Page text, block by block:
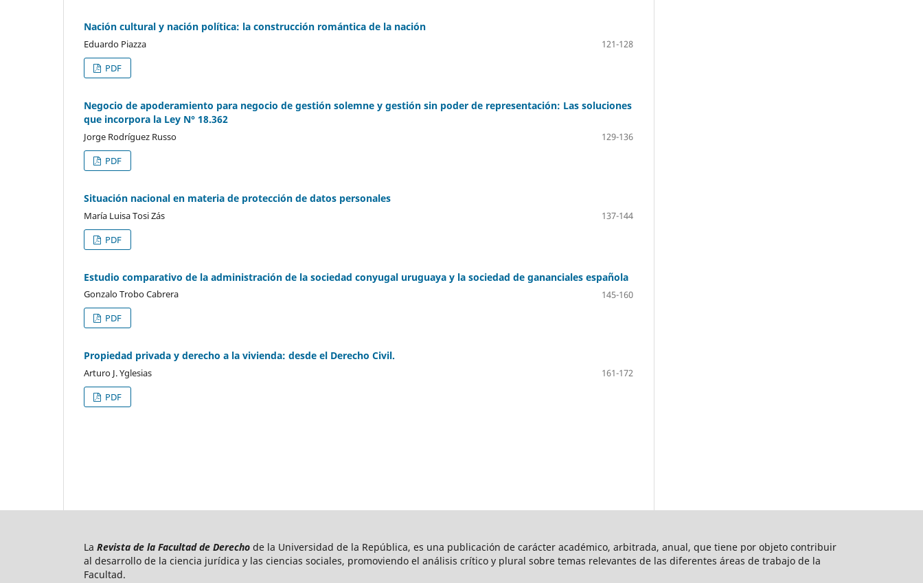
Nación cultural y nación política: la construcción romántica de la nación
Eduardo Piazza
121-128
PDF
Negocio de apoderamiento para negocio de gestión solemne y gestión sin poder de representación: Las soluciones
que incorpora la Ley N° 18.362
Jorge Rodríguez Russo
129-136
PDF
Situación nacional en materia de protección de datos personales
María Luisa Tosi Zás
137-144
PDF
Estudio comparativo de la administración de la sociedad conyugal uruguaya y la sociedad de gananciales española
Gonzalo Trobo Cabrera
145-160
PDF
Propiedad privada y derecho a la vivienda: desde el Derecho Civil.
Arturo J. Yglesias
161-172
PDF
La Revista de la Facultad de Derecho de la Universidad de la República, es una publicación de carácter académico, arbitrada, anual, que tiene por objeto contribuir
al desarrollo de la ciencia jurídica y las ciencias sociales, promoviendo el análisis crítico y plural sobre temas relevantes de las diferentes áreas de trabajo de la
Facultad.